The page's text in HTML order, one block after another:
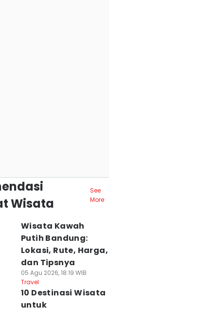
Wisata
See
More
Wisata Kawah
Putih Bandung:
Lokasi, Rute, Harga,
dan Tipsnya
05 Agu 2026, 18:19 WIB
Travel
10 Destinasi Wisata
untuk